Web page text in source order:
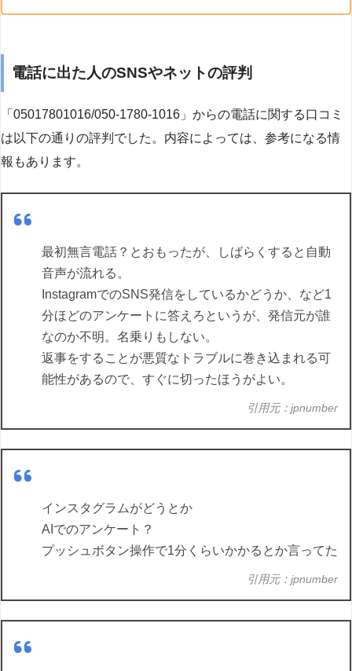
電話に出た人のSNSやネットの評判
「05017801016/050-1780-1016」からの電話に関する口コミ
は以下の通りの評判でした。内容によっては、参考になる情
報もあります。
最初無言電話？とおもったが、しばらくすると自動
音声が流れる。
InstagramでのSNS発信をしているかどうか、など1
分ほどのアンケートに答えろというが、発信元が誰
なのか不明。名乗りもしない。
返事をすることが悪質なトラブルに巻き込まれる可
能性があるので、すぐに切ったほうがよい。
引用元：jpnumber
インスタグラムがどうとか
AIでのアンケート？
プッシュボタン操作で1分くらいかかるとか言ってた
引用元：jpnumber